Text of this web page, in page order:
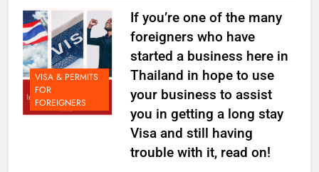
VISA & PERMITS
FOR
FOREIGNERS
If you’re one of the many
foreigners who have
started a business here in
Thailand in hope to use
your business to assist
you in getting a long stay
Visa and still having